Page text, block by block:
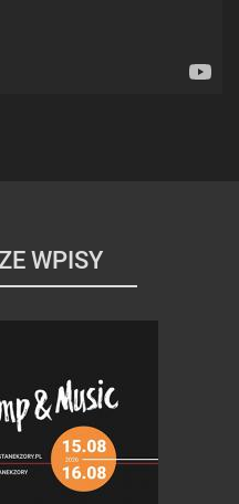
WPISY